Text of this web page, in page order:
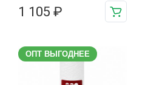
1 105 ₽
ОПТ ВЫГОДНЕЕ